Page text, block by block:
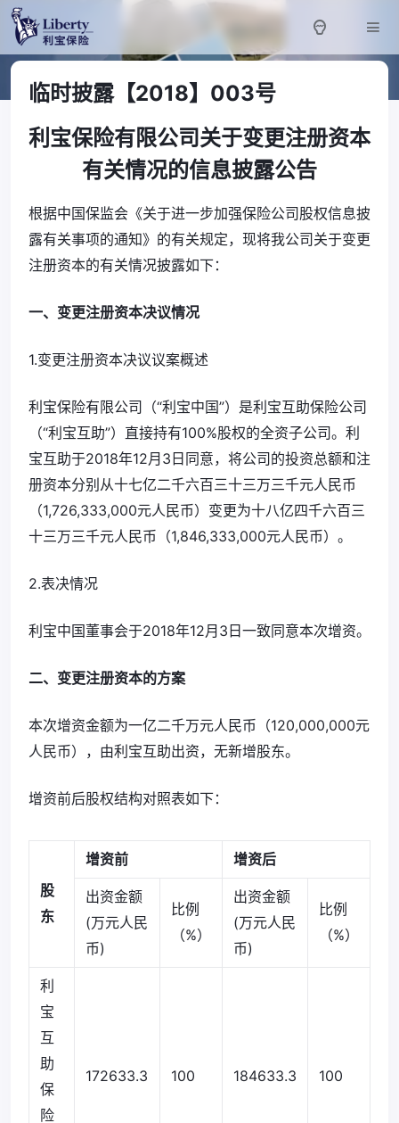
临时披露【2018】003号
利宝保险有限公司关于变更注册资本
有关情况的信息披露公告
根据中国保监会《关于进一步加强保险公司股权信息披
露有关事项的通知》的有关规定，现将我公司关于变更
注册资本的有关情况披露如下：
一、变更注册资本决议情况
1.变更注册资本决议议案概述
利宝保险有限公司（“利宝中国”）是利宝互助保险公司
（“利宝互助”）直接持有100%股权的全资子公司。利
宝互助于2018年12月3日同意，将公司的投资总额和注
册资本分别从十七亿二千六百三十三万三千元人民币
（1,726,333,000元人民币）变更为十八亿四千六百三
十三万三千元人民币（1,846,333,000元人民币）。
2.表决情况
利宝中国董事会于2018年12月3日一致同意本次增资。
二、变更注册资本的方案
本次增资金额为一亿二千万元人民币（120,000,000元
人民币），由利宝互助出资，无新增股东。
增资前后股权结构对照表如下：
股
东
增资前 增资后
出资金额
(万元人民
币)
比例
（%）
出资金额
(万元人民
币)
比例
（%）
利
宝
互
助
保
险
172633.3 100 184633.3 100